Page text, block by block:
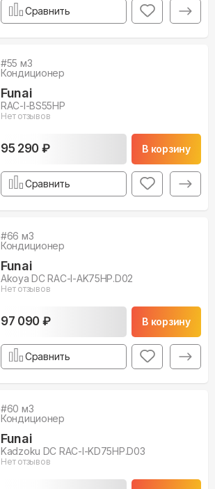
Сравнить
#55 м3
Кондиционер
Funai
RAC-I-BS55HP
Нет отзывов
95 290 ₽ В корзину
Сравнить
#66 м3
Кондиционер
Funai
Akoya DC RAC-I-AK75HP.D02
Нет отзывов
97 090 ₽ В корзину
Сравнить
#60 м3
Кондиционер
Funai
Kadzoku DC RAC-I-KD75HP.D03
Нет отзывов